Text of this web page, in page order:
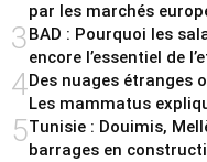
par les marchés
3BAD : Pourquoi les
encore l’essentiel de
4Des nuages étranges
Les mammatus
5Tunisie : Douimis,
barrages en